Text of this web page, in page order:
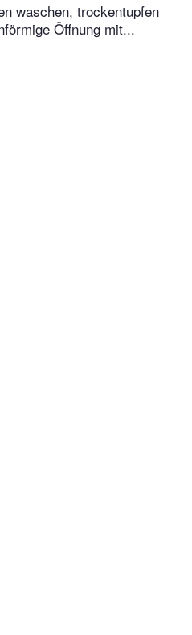
waschen, trockentupfen
Öffnung mit...